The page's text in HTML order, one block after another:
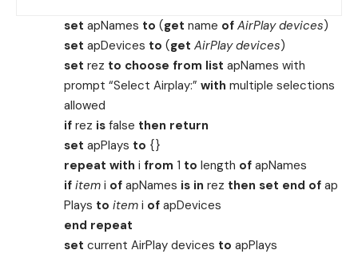
set apNames to (get name of AirPlay devices)
set apDevices to (get AirPlay devices)
set rez to choose from list apNames with
prompt “Select Airplay:” with multiple selections
allowed
if rez is false then return
set apPlays to {}
repeat with i from 1 to length of apNames
if item i of apNames is in rez then set end of ap
Plays to item i of apDevices
end repeat
set current AirPlay devices to apPlays